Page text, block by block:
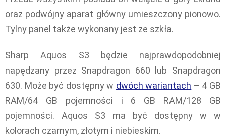
oraz podwójny aparat główny umieszczony pionowo.
Tylny panel także wykonany jest ze szkła.
Sharp Aquos S3 będzie najprawdopodobniej
napędzany przez Snapdragon 660 lub Snapdragon
630. Może być dostępny w dwóch wariantach – 4 GB
RAM/64 GB pojemności i 6 GB RAM/128 GB
pojemności. Aquos S3 ma być dostępny w w
kolorach czarnym, złotym i niebieskim.